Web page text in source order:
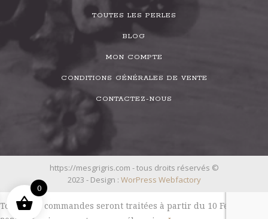
TOUTES LES PERLES
BLOG
MON COMPTE
CONDITIONS GÉNÉRALES DE VENTE
CONTACTEZ-NOUS
https://mesgrigris.com - tous droits réservés ©
2023 - Design : WorPress Webfactory
Toutes les commandes seront traitées à partir du 10 Février
0